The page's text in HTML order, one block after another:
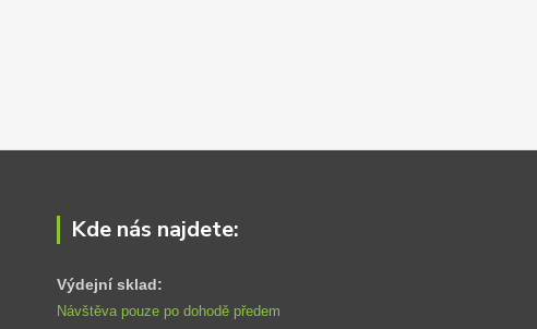
Kde nás najdete:
Výdejní sklad:
Návštěva pouze po dohodě předem